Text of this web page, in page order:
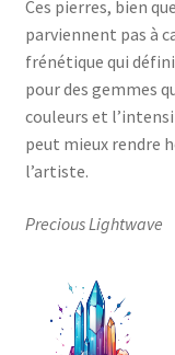
Ces pierres, bien
parviennent pas à
frénétique qui
pour des gemmes
couleurs et
peut mieux rendre
l’artiste.
Precious Lightwave